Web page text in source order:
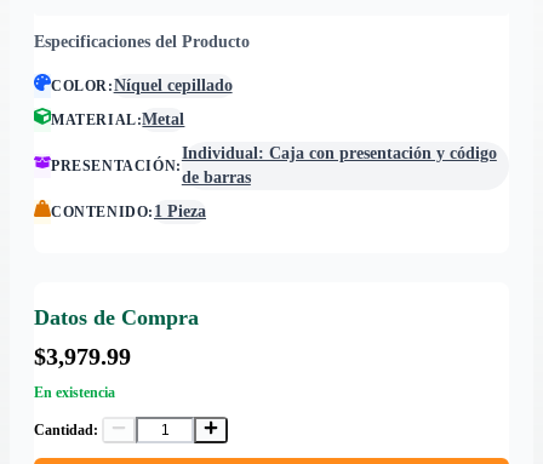
Especificaciones del Producto
COLOR:Níquel cepillado
MATERIAL:Metal
PRESENTACIÓN:
Individual: Caja con presentación y código
de barras
CONTENIDO: 1 Pieza
Datos de Compra
$3,979.99
En existencia
Cantidad: